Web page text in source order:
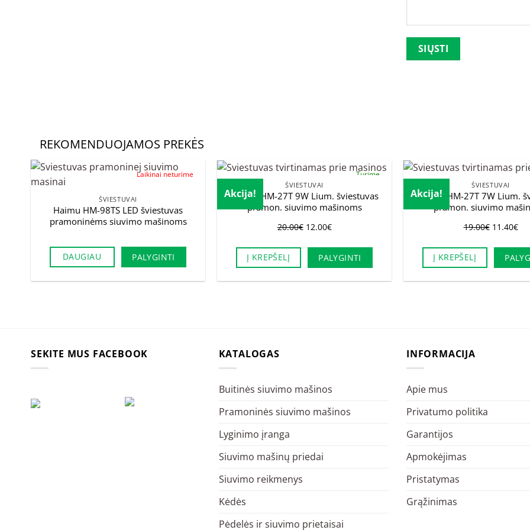
REKOMENDUOJAMOS PREKĖS
Laikinai neturime
ŠVIESTUVAI
Haimu HM-98TS LED šviestuvas
pramoninėms siuvimo mašinoms
DAUGIAU PALYGINTI
Akcija!
Turime
ŠVIESTUVAI
Haimu HM-27T 9W Lium. šviestuvas
pramon. siuvimo mašinoms
20.00€ Original
was:
20.00€.
12.00€Current
is:
12.00€.
Į KREPŠELĮ PALYGINTI
Akcija!
ŠVIESTUVAI
Haimu HM-27T 7W Lium.
pramon. siuvimo
19.00€ Original
was:
19.00€.
11.40€
is:
Į KREPŠELĮ
SEKITE MUS FACEBOOK KATALOGAS
Buitinės siuvimo mašinos
Pramoninės siuvimo mašinos
Lyginimo įranga
Siuvimo mašinų priedai
Siuvimo reikmenys
Kėdės
Pėdelės ir siuvimo prietaisai
INFORMACIJA
Apie mus
Privatumo politika
Garantijos
Apmokėjimas
Pristatymas
Grąžinimas